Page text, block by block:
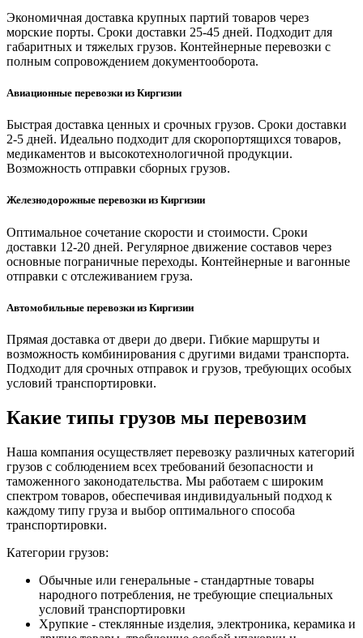
Экономичная доставка крупных партий товаров через
морские порты. Сроки доставки 25-45 дней. Подходит для
габаритных и тяжелых грузов. Контейнерные перевозки с
полным сопровождением документооборота.
Авиационные перевозки из Киргизии
Быстрая доставка ценных и срочных грузов. Сроки доставки
2-5 дней. Идеально подходит для скоропортящихся товаров,
медикаментов и высокотехнологичной продукции.
Возможность отправки сборных грузов.
Железнодорожные перевозки из Киргизии
Оптимальное сочетание скорости и стоимости. Сроки
доставки 12-20 дней. Регулярное движение составов через
основные пограничные переходы. Контейнерные и вагонные
отправки с отслеживанием груза.
Автомобильные перевозки из Киргизии
Прямая доставка от двери до двери. Гибкие маршруты и
возможность комбинирования с другими видами транспорта.
Подходит для срочных отправок и грузов, требующих особых
условий транспортировки.
Какие типы грузов мы перевозим
Наша компания осуществляет перевозку различных категорий
грузов с соблюдением всех требований безопасности и
таможенного законодательства. Мы работаем с широким
спектром товаров, обеспечивая индивидуальный подход к
каждому типу груза и выбор оптимального способа
транспортировки.
Категории грузов:
Обычные или генеральные - стандартные товары
народного потребления, не требующие специальных
условий транспортировки
Хрупкие - стеклянные изделия, электроника, керамика и